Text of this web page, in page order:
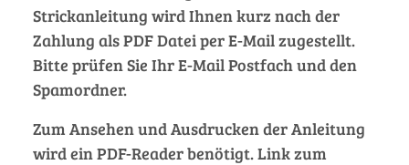
Strickanleitung wird Ihnen kurz nach der
Zahlung als PDF Datei per E-Mail zugestellt.
Bitte prüfen Sie Ihr E-Mail Postfach und den
Spamordner.
Zum Ansehen und Ausdrucken der Anleitung
wird ein PDF-Reader benötigt. Link zum